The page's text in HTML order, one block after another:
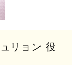
リョン 役